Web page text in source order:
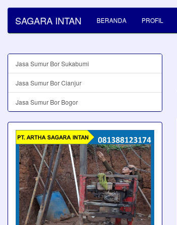
SAGARA INTAN BERANDA PROFIL
Jasa Sumur Bor Sukabumi
Jasa Sumur Bor Cianjur
Jasa Sumur Bor Bogor